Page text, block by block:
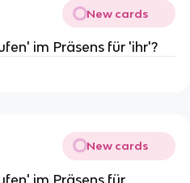
New cards
im Präsens für 'ihr'?
New cards